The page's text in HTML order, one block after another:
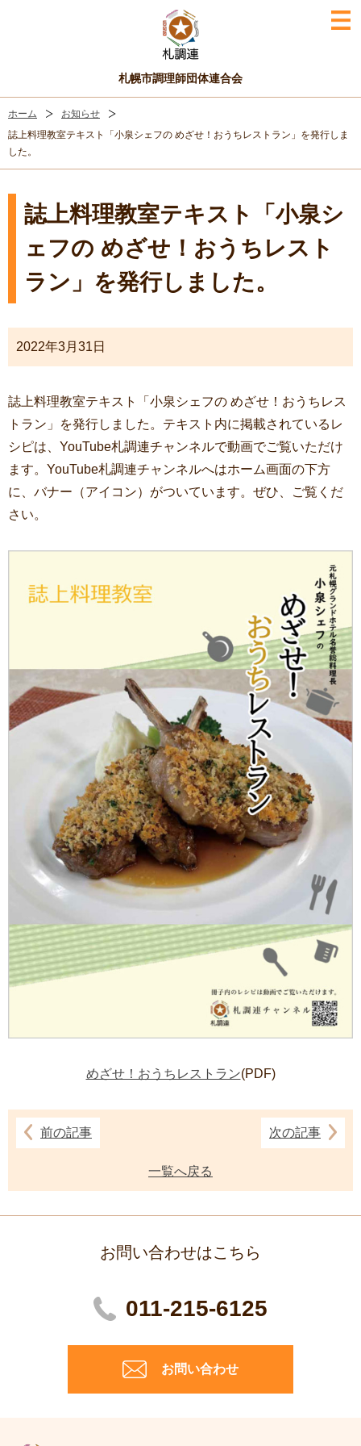
札幌市調理師団体連合会
ホーム
お知らせ
誌上料理教室テキスト「小泉シェフの めざせ！おうちレストラン」を発行しま
した。
誌上料理教室テキスト「小泉シ
ェフの めざせ！おうちレスト
ラン」を発行しました。
2022年3月31日
誌上料理教室テキスト「小泉シェフの めざせ！おうちレス
トラン」を発行しました。テキスト内に掲載されているレ
シピは、YouTube札調連チャンネルで動画でご覧いただけ
ます。YouTube札調連チャンネルへはホーム画面の下方
に、バナー（アイコン）がついています。ぜひ、ご覧くだ
さい。
めざせ！おうちレストラン(PDF)
前の記事 次の記事
一覧へ戻る
お問い合わせはこちら
011-215-6125
お問い合わせ